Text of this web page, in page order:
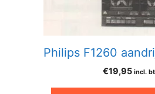
Philips F1260
€19,95 incl.